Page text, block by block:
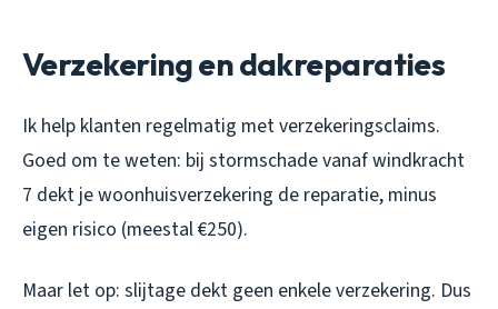
Verzekering en dakreparaties
Ik help klanten regelmatig met verzekeringsclaims.
Goed om te weten: bij stormschade vanaf windkracht
7 dekt je woonhuisverzekering de reparatie, minus
eigen risico (meestal €250).
Maar let op: slijtage dekt geen enkele verzekering. Dus